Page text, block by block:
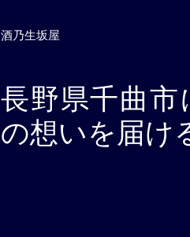
酒乃生坂屋
長野県千曲
の想いを届け